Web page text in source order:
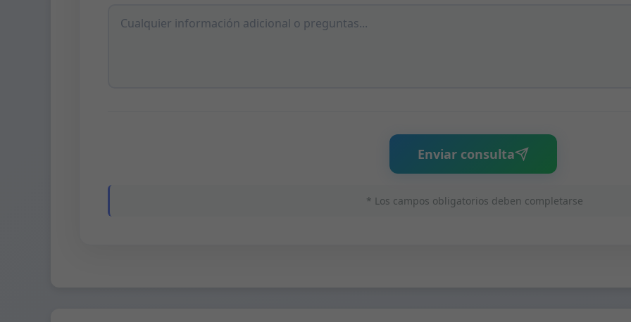
Enviar consulta
* Los campos obligatorios deben completarse